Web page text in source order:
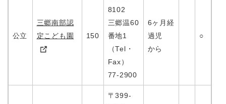
公立
三郷南部認
定こども園
150
8102
三郷温60
番地1
（Tel・
Fax）
77-2900
6ヶ月経
過児
から
○
〒399-